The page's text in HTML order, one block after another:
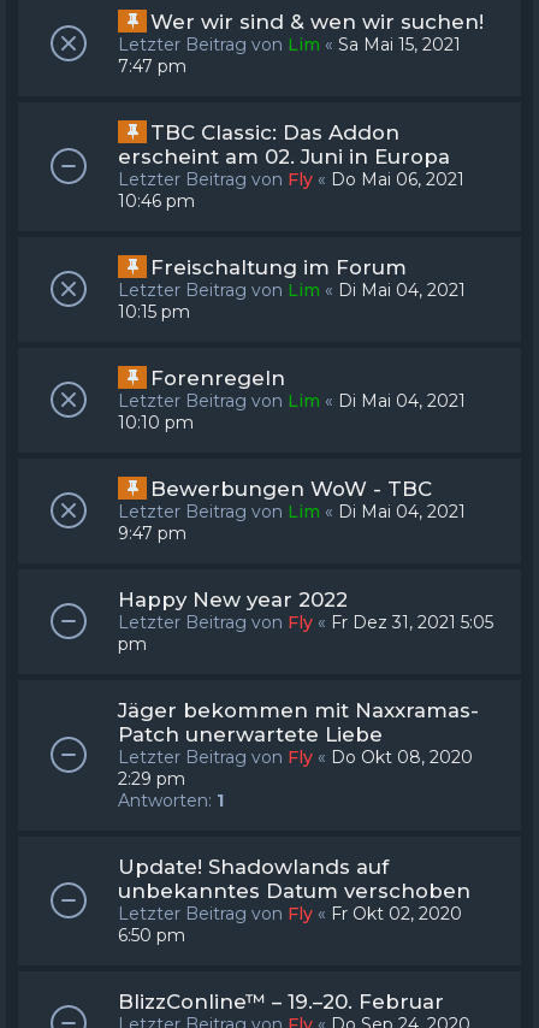
Wer wir sind & wen wir suchen!
Letzter Beitrag von Lim « Sa Mai 15, 2021
7:47 pm
TBC Classic: Das Addon
erscheint am 02. Juni in Europa
Letzter Beitrag von Fly « Do Mai 06, 2021
10:46 pm
Freischaltung im Forum
Letzter Beitrag von Lim « Di Mai 04, 2021
10:15 pm
Forenregeln
Letzter Beitrag von Lim « Di Mai 04, 2021
10:10 pm
Bewerbungen WoW - TBC
Letzter Beitrag von Lim « Di Mai 04, 2021
9:47 pm
Happy New year 2022
Letzter Beitrag von Fly « Fr Dez 31, 2021 5:05
pm
Jäger bekommen mit Naxxramas-
Patch unerwartete Liebe
Letzter Beitrag von Fly « Do Okt 08, 2020
2:29 pm
Antworten: 1
Update! Shadowlands auf
unbekanntes Datum verschoben
Letzter Beitrag von Fly « Fr Okt 02, 2020
6:50 pm
BlizzConline™ – 19.–20. Februar